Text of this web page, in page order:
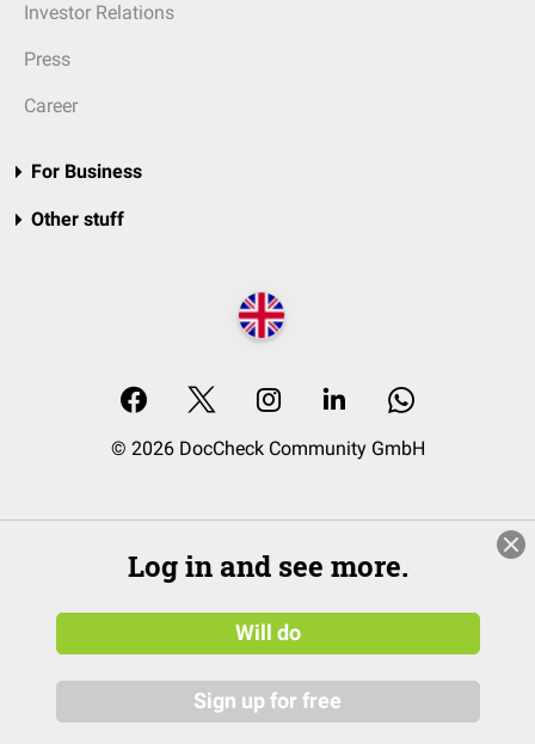
Investor Relations
Press
Career
For Business
Other stuff
© 2026 DocCheck Community GmbH
Log in and see more.
Will do
Sign up for free